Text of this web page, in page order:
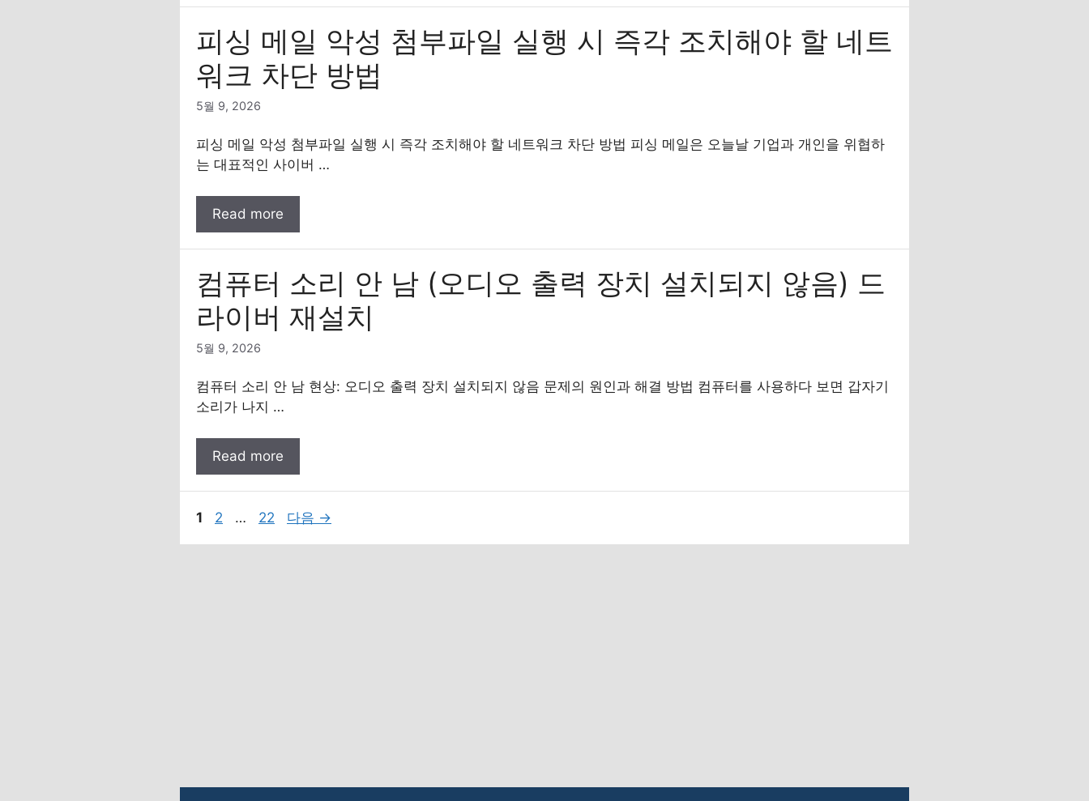
피싱 메일 악성 첨부파일 실행 시 즉각 조치해야 할 네트
워크 차단 방법
5월 9, 2026
피싱 메일 악성 첨부파일 실행 시 즉각 조치해야 할 네트워크 차단 방법 피싱 메일은 오늘날 기업과 개인을 위협하
는 대표적인 사이버 …
Read more
컴퓨터 소리 안 남 (오디오 출력 장치 설치되지 않음) 드
라이버 재설치
5월 9, 2026
컴퓨터 소리 안 남 현상: 오디오 출력 장치 설치되지 않음 문제의 원인과 해결 방법 컴퓨터를 사용하다 보면 갑자기
소리가 나지 …
Read more
페
1
페
2 …
페
22 다음 →